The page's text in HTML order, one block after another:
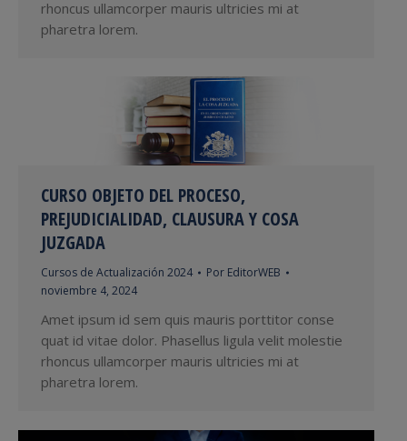
rhoncus ullamcorper mauris ultricies mi at
pharetra lorem.
CURSO OBJETO DEL PROCESO,
PREJUDICIALIDAD, CLAUSURA Y COSA
JUZGADA
Cursos de Actualización 2024 Por EditorWEB
noviembre 4, 2024
Amet ipsum id sem quis mauris porttitor conse
quat id vitae dolor. Phasellus ligula velit molestie
rhoncus ullamcorper mauris ultricies mi at
pharetra lorem.